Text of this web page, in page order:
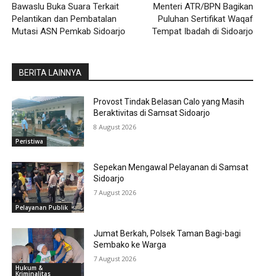
Bawaslu Buka Suara Terkait
Pelantikan dan Pembatalan
Mutasi ASN Pemkab Sidoarjo
Menteri ATR/BPN Bagikan
Puluhan Sertifikat Waqaf
Tempat Ibadah di Sidoarjo
BERITA LAINNYA
Peristiwa
Provost Tindak Belasan Calo yang Masih
Beraktivitas di Samsat Sidoarjo
8 August 2026
Pelayanan Publik
Sepekan Mengawal Pelayanan di Samsat
Sidoarjo
7 August 2026
Hukum &
Kriminalitas
Jumat Berkah, Polsek Taman Bagi-bagi
Sembako ke Warga
7 August 2026